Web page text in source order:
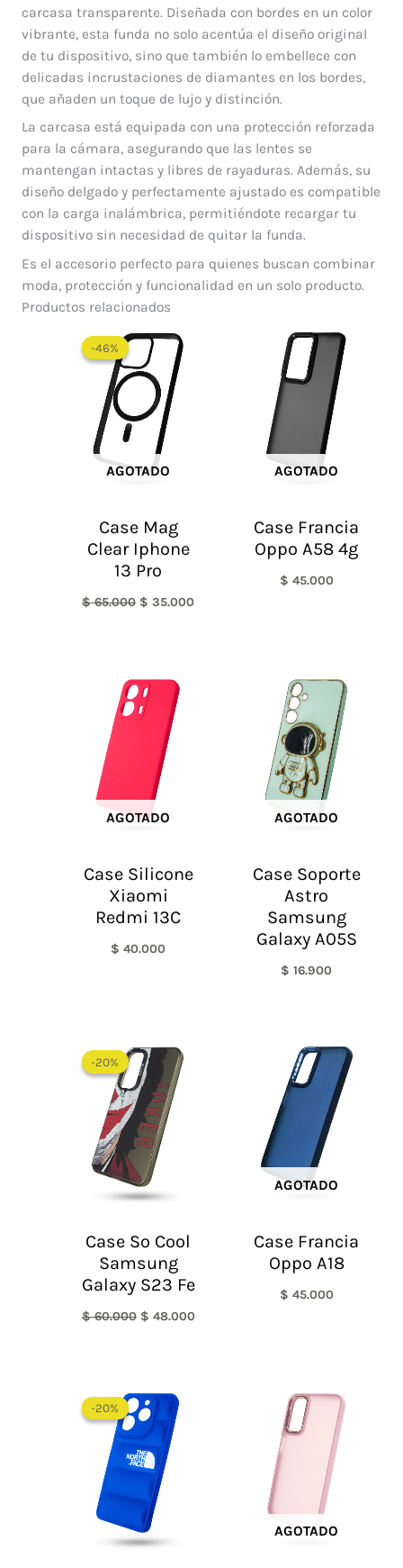
carcasa transparente. Diseñada con bordes en un color
vibrante, esta funda no solo acentúa el diseño original
de tu dispositivo, sino que también lo embellece con
delicadas incrustaciones de diamantes en los bordes,
que añaden un toque de lujo y distinción.
La carcasa está equipada con una protección reforzada
para la cámara, asegurando que las lentes se
mantengan intactas y libres de rayaduras. Además, su
diseño delgado y perfectamente ajustado es compatible
con la carga inalámbrica, permitiéndote recargar tu
dispositivo sin necesidad de quitar la funda.
Es el accesorio perfecto para quienes buscan combinar
moda, protección y funcionalidad en un solo producto.
Productos relacionados
-46%
AGOTADO
-46%
Case Mag
Clear Iphone
13 Pro
$65.000
precio
original
era:
$ 65.000.
$ 35.000
AGOTADO
Case Francia
Oppo A58 4g
$ 45.000
AGOTADO
Case Silicone
Xiaomi
Redmi 13C
$ 40.000
AGOTADO
Case Soporte
Astro
Samsung
Galaxy A05S
$ 16.900
-20%
-20%
Case So Cool
Samsung
Galaxy S23 Fe
$60.000
precio
original
era:
$ 60.000.
$ 48.000
AGOTADO
Case Francia
Oppo A18
$ 45.000
-20%
-20%
precio
original
era:
$ 60.000.
AGOTADO